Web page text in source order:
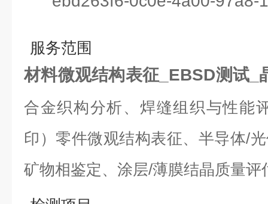
服务范围
材料微观结构表征_EBSD测试_
合金织构分析、焊缝组织与性能
印）零件微观结构表征、半导体/
矿物相鉴定、涂层/薄膜结晶质量评